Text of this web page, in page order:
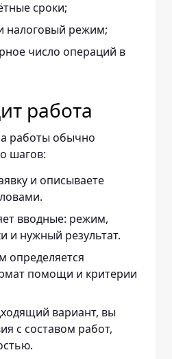
сроки;
налоговый режим;
число операций в
работа
работы обычно
шагов:
и описываете
вводные: режим,
и нужный результат.
определяется
помощи и критерии
вариант, вы
с составом работ,